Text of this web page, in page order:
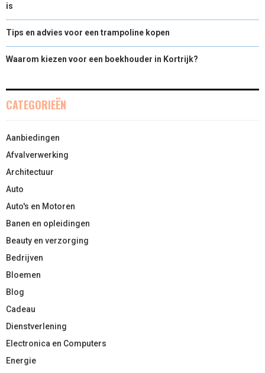
is
Tips en advies voor een trampoline kopen
Waarom kiezen voor een boekhouder in Kortrijk?
CATEGORIEËN
Aanbiedingen
Afvalverwerking
Architectuur
Auto
Auto's en Motoren
Banen en opleidingen
Beauty en verzorging
Bedrijven
Bloemen
Blog
Cadeau
Dienstverlening
Electronica en Computers
Energie